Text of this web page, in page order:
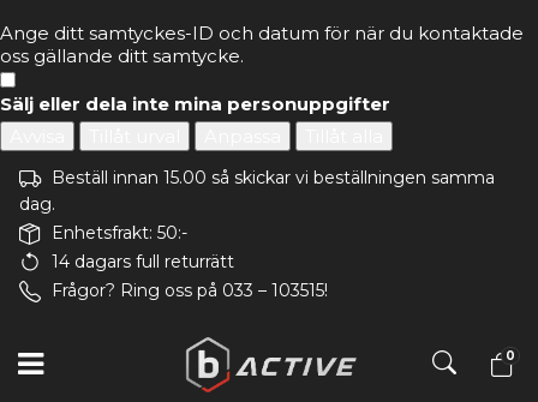
Ange ditt samtyckes-ID och datum för när du kontaktade
oss gällande ditt samtycke.
Sälj eller dela inte mina personuppgifter
Beställ innan 15.00 så skickar vi beställningen samma
dag.
Enhetsfrakt: 50:-
14 dagars full returrätt
Frågor? Ring oss på 033 – 103515!
0